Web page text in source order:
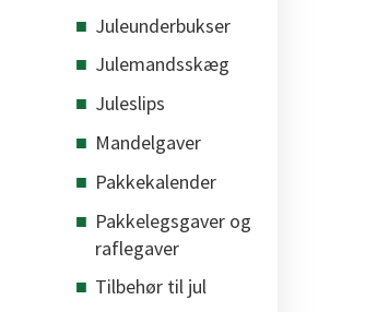
Juleunderbukser
Julemandsskæg
Juleslips
Mandelgaver
Pakkekalender
Pakkelegsgaver og
raflegaver
Tilbehør til jul